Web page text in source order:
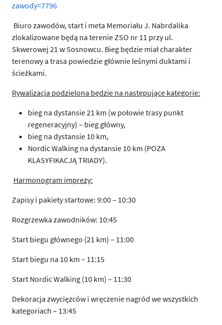
zawody=7796
Biuro zawodów, start i meta Memoriału J. Nabrdalika
zlokalizowane będą na terenie ZSO nr 11 przy ul.
Skwerowej 21 w Sosnowcu. Bieg będzie miał charakter
terenowy a trasa powiedzie głównie leśnymi duktami i
ścieżkami.
Rywalizacja podzielona będzie na następujące kategorie:
bieg na dystansie 21 km (w połowie trasy punkt
regeneracyjny) – bieg główny,
bieg na dystansie 10 km,
Nordic Walking na dystansie 10 km (POZA
KLASYFIKACJĄ TRIADY).
Harmonogram imprezy:
Zapisy i pakiety startowe: 9:00 – 10:30
Rozgrzewka zawodników: 10:45
Start biegu głównego (21 km) – 11:00
Start biegu na 10 km – 11:15
Start Nordic Walking (10 km) – 11:30
Dekoracja zwycięzców i wręczenie nagród we wszystkich
kategoriach – 13:45